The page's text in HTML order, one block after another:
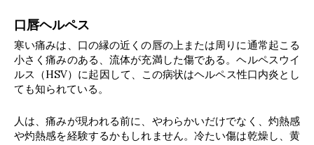
口唇ヘルペス
寒い痛みは、口の縁の近くの唇の上または周りに通常起こる
小さく痛みのある、流体が充満した傷である。ヘルペスウイ
ルス（HSV）に起因して、この病状はヘルペス性口内炎とし
ても知られている。
人は、痛みが現われる前に、やわらかいだけでなく、灼熱感
や灼熱感を経験するかもしれません。冷たい傷は乾燥し、黄